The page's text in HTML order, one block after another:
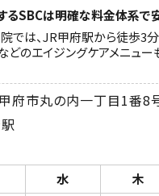
るSBCは明確な料金体系で
では、JR甲府駅から徒歩3
どのエイジングケアメニュ
府市丸の内一丁目1番8
水 木